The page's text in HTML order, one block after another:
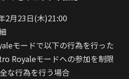
2月23日(木)21:00
モードで以下の行為を行った
Royaleモードへの参加を制限
な行為を行う場合